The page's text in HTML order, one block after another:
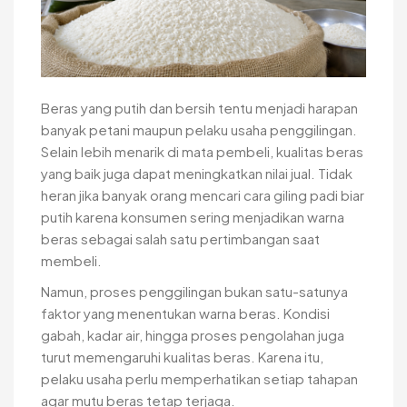
Beras yang putih dan bersih tentu menjadi harapan
banyak petani maupun pelaku usaha penggilingan.
Selain lebih menarik di mata pembeli, kualitas beras
yang baik juga dapat meningkatkan nilai jual. Tidak
heran jika banyak orang mencari cara giling padi biar
putih karena konsumen sering menjadikan warna
beras sebagai salah satu pertimbangan saat
membeli.
Namun, proses penggilingan bukan satu-satunya
faktor yang menentukan warna beras. Kondisi
gabah, kadar air, hingga proses pengolahan juga
turut memengaruhi kualitas beras. Karena itu,
pelaku usaha perlu memperhatikan setiap tahapan
agar mutu beras tetap terjaga.